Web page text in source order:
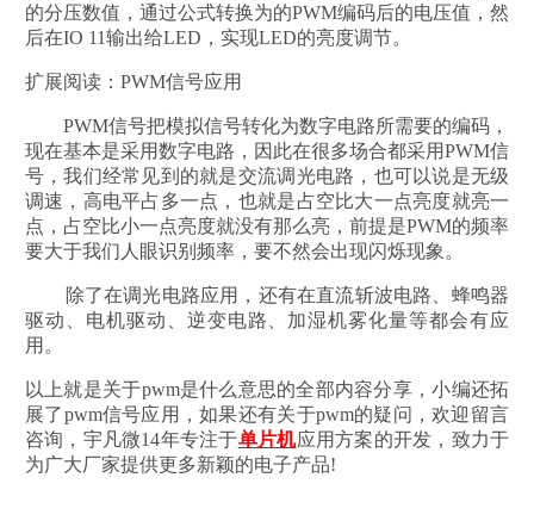
的分压数值，通过公式转换为的PWM编码后的电压值，然
后在IO 11输出给LED，实现LED的亮度调节。
扩展阅读：PWM信号应用
PWM信号把模拟信号转化为数字电路所需要的编码，
现在基本是采用数字电路，因此在很多场合都采用PWM信
号，我们经常见到的就是交流调光电路，也可以说是无级
调速，高电平占多一点，也就是占空比大一点亮度就亮一
点，占空比小一点亮度就没有那么亮，前提是PWM的频率
要大于我们人眼识别频率，要不然会出现闪烁现象。
除了在调光电路应用，还有在直流斩波电路、蜂鸣器
驱动、电机驱动、逆变电路、加湿机雾化量等都会有应
用。
以上就是关于pwm是什么意思的全部内容分享，小编还拓
展了pwm信号应用，如果还有关于pwm的疑问，欢迎留言
咨询，宇凡微14年专注于单片机应用方案的开发，致力于
为广大厂家提供更多新颖的电子产品!